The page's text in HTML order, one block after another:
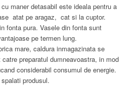
maner detasabil este ideala pentru a
atat pe aragaz, cat si la cuptor.
fonta pura. Vasele din fonta sunt
pe termen lung.
mare, caldura inmagazinata se
preparatul dumneavoastra, in mod
considerabil consumul de energie.
produsul.